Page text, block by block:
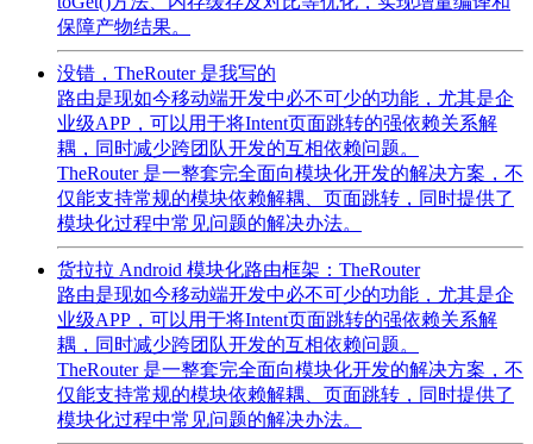
保障产物结果。
没错，TheRouter 是我写的
路由是现如今移动端开发中必不可少的功能，尤其是企
业级APP，可以用于将Intent页面跳转的强依赖关系解
耦，同时减少跨团队开发的互相依赖问题。
TheRouter 是一整套完全面向模块化开发的解决方案，不
仅能支持常规的模块依赖解耦、页面跳转，同时提供了
模块化过程中常见问题的解决办法。
货拉拉 Android 模块化路由框架：TheRouter
路由是现如今移动端开发中必不可少的功能，尤其是企
业级APP，可以用于将Intent页面跳转的强依赖关系解
耦，同时减少跨团队开发的互相依赖问题。
TheRouter 是一整套完全面向模块化开发的解决方案，不
仅能支持常规的模块依赖解耦、页面跳转，同时提供了
模块化过程中常见问题的解决办法。